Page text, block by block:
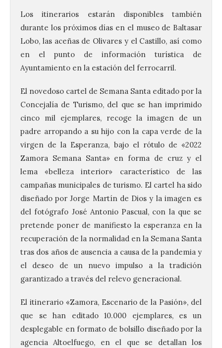
Los itinerarios estarán disponibles también
durante los próximos días en el museo de Baltasar
Lobo, las aceñas de Olivares y el Castillo, así como
en el punto de información turística de
Ayuntamiento en la estación del ferrocarril.
El novedoso cartel de Semana Santa editado por la
Concejalía de Turismo, del que se han imprimido
cinco mil ejemplares, recoge la imagen de un
padre arropando a su hijo con la capa verde de la
virgen de la Esperanza, bajo el rótulo de «2022
Zamora Semana Santa» en forma de cruz y el
lema «belleza interior» característico de las
campañas municipales de turismo. El cartel ha sido
diseñado por Jorge Martín de Dios y la imagen es
del fotógrafo José Antonio Pascual, con la que se
pretende poner de manifiesto la esperanza en la
recuperación de la normalidad en la Semana Santa
tras dos años de ausencia a causa de la pandemia y
el deseo de un nuevo impulso a la tradición
garantizado a través del relevo generacional.
El itinerario «Zamora, Escenario de la Pasión», del
que se han editado 10.000 ejemplares, es un
desplegable en formato de bolsillo diseñado por la
agencia Altoelfuego, en el que se detallan los